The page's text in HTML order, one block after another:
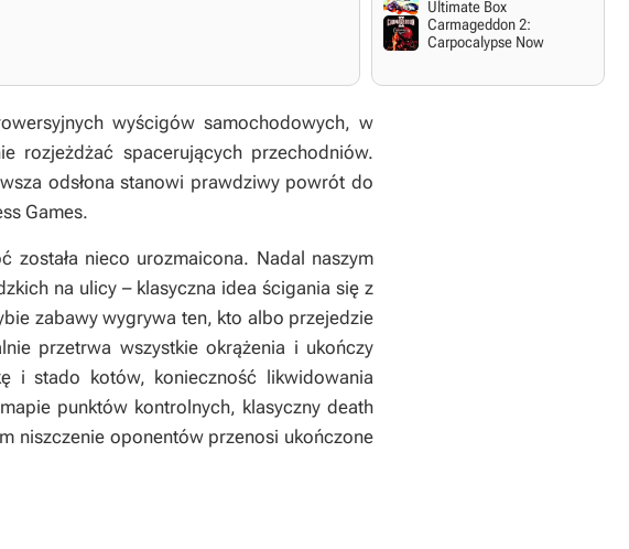
Ultimate Box
Carmageddon 2:
Carpocalypse Now
wyścigów samochodowych, w
spacerujących przechodniów.
odsłona stanowi prawdziwy powrót do
Games.
została nieco urozmaicona. Nadal naszym
na ulicy – klasyczna idea ścigania się z
zabawy wygrywa ten, kto albo przejedzie
przetrwa wszystkie okrążenia i ukończy
i stado kotów, konieczność likwidowania
punktów kontrolnych, klasyczny death
niszczenie oponentów przenosi ukończone